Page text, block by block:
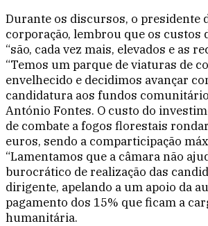
Durante os discursos, o presidente
corporação, lembrou que os custos
“são, cada vez mais, elevados e as
“Temos um parque de viaturas de
envelhecido e decidimos avançar
candidatura aos fundos
António Fontes. O custo do
de combate a fogos florestais
euros, sendo a comparticipação
“Lamentamos que a câmara não
burocrático de realização das
dirigente, apelando a um apoio da
pagamento dos 15% que ficam a
humanitária.